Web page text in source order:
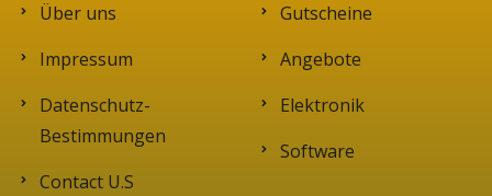
Über uns
Impressum
Datenschutz-
Bestimmungen
Contact U.S
Gutscheine
Angebote
Elektronik
Software